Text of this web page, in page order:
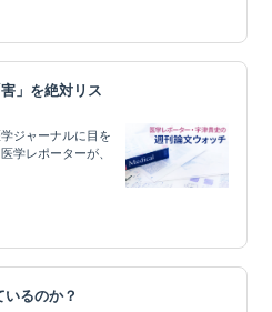
」を絶対リス
ジャーナルに目を
学レポーターが、
るのか？